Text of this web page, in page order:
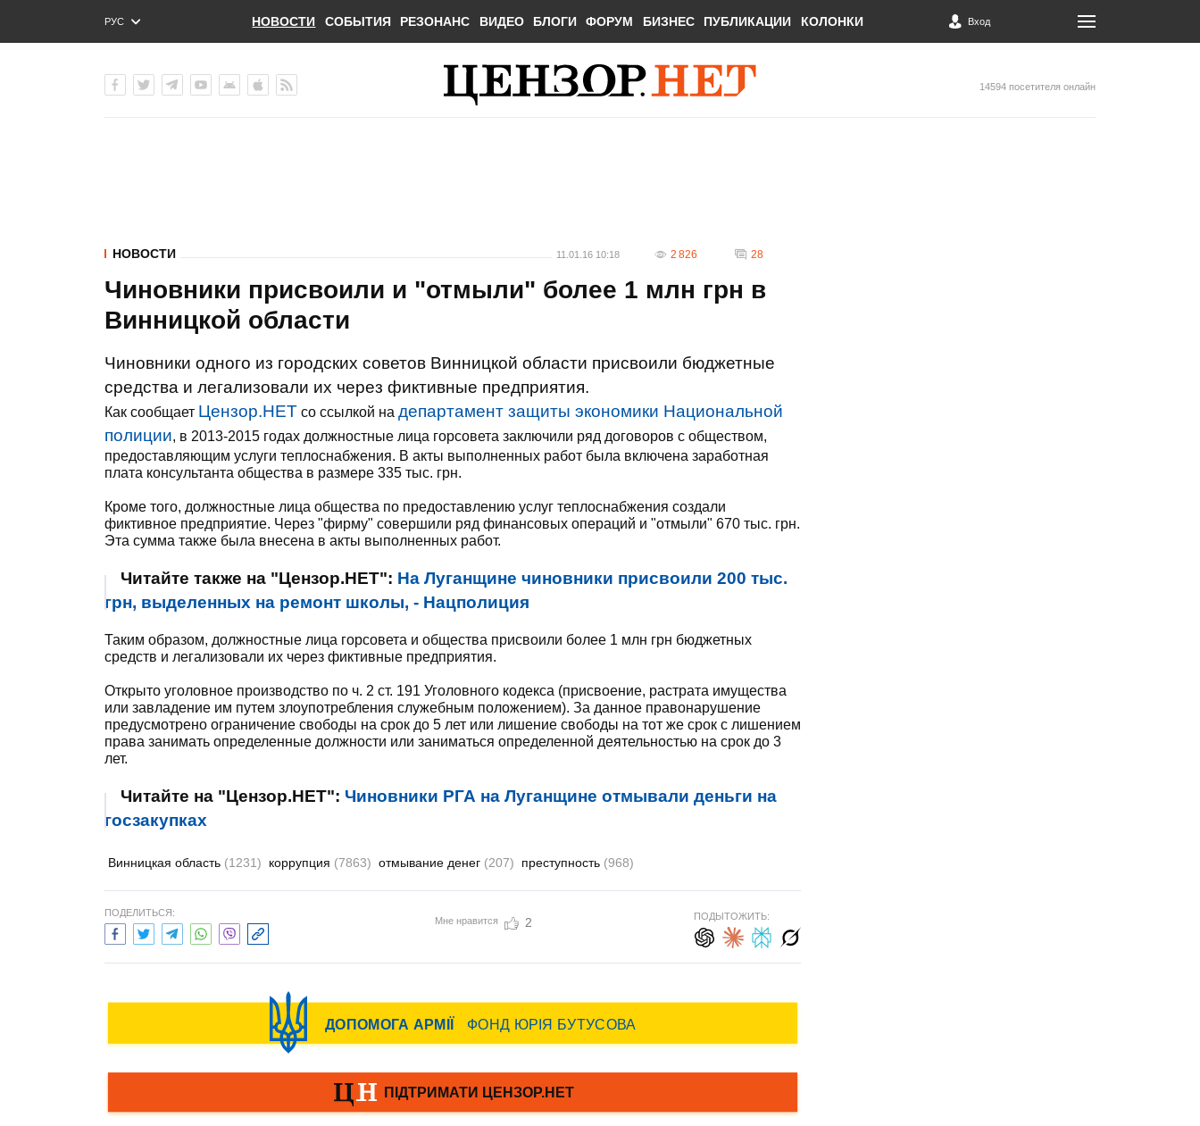
РУС
ENG
НОВОСТИ СОБЫТИЯ РЕЗОНАНС ВИДЕО БЛОГИ ФОРУМ БИЗНЕС ПУБЛИКАЦИИ КОЛОНКИ Вход
14594 посетителя онлайн
НОВОСТИ 11.01.16 10:18 2 826 28
Чиновники присвоили и "отмыли" более 1 млн грн в
Винницкой области
Чиновники одного из городских советов Винницкой области присвоили бюджетные
средства и легализовали их через фиктивные предприятия.
Как сообщает Цензор.НЕТ со ссылкой на департамент защиты экономики Национальной
полиции, в 2013-2015 годах должностные лица горсовета заключили ряд договоров с обществом,
предоставляющим услуги теплоснабжения. В акты выполненных работ была включена заработная
плата консультанта общества в размере 335 тыс. грн.
Кроме того, должностные лица общества по предоставлению услуг теплоснабжения создали
фиктивное предприятие. Через "фирму" совершили ряд финансовых операций и "отмыли" 670 тыс. грн.
Эта сумма также была внесена в акты выполненных работ.
Читайте также на "Цензор.НЕТ": На Луганщине чиновники присвоили 200 тыс.
грн, выделенных на ремонт школы, - Нацполиция
Таким образом, должностные лица горсовета и общества присвоили более 1 млн грн бюджетных
средств и легализовали их через фиктивные предприятия.
Открыто уголовное производство по ч. 2 ст. 191 Уголовного кодекса (присвоение, растрата имущества
или завладение им путем злоупотребления служебным положением). За данное правонарушение
предусмотрено ограничение свободы на срок до 5 лет или лишение свободы на тот же срок с лишением
права занимать определенные должности или заниматься определенной деятельностью на срок до 3
лет.
Читайте на "Цензор.НЕТ": Чиновники РГА на Луганщине отмывали деньги на
госзакупках
Винницкая область (1231) коррупция (7863) отмывание денег (207) преступность (968)
ПОДЕЛИТЬСЯ:
Мне нравится 2 ПОДЫТОЖИТЬ: